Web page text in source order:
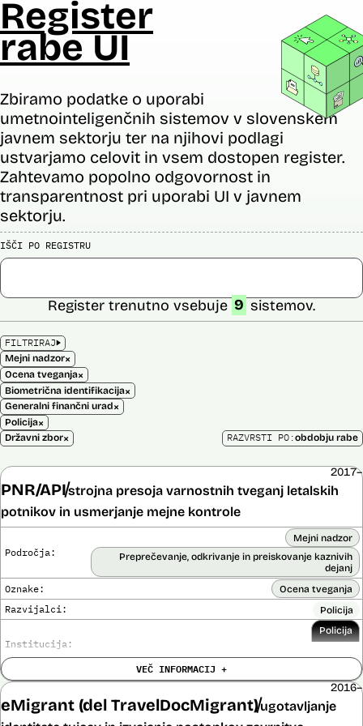
Register
rabe UI
Zbiramo podatke o uporabi
umetnointeligenčnih sistemov v slovenskem
javnem sektorju ter na njihovi podlagi
ustvarjamo celovit in vsem dostopen register.
Zahtevamo popolno odgovornost in
transparentnost pri uporabi UI v javnem
sektorju.
IŠČI PO REGISTRU
FILTRIRAJ
Mejni nadzor×
Ocena tveganja×
Biometrična identifikacija×
Generalni finančni urad×
Policija×
Državni zbor×
Register trenutno vsebuje 9 sistemov.
RAZVRSTI PO:obdobju rabe
PNR/APIstrojna presoja varnostnih tveganj letalskih
potnikov in usmerjanje mejne kontrole
2017–
Področja:
Mejni nadzor
Preprečevanje, odkrivanje in preiskovanje kaznivih
dejanj
Oznake: Ocena tveganja
Razvijalci: Policija
Institucija:
Policija
Cena: Neznana ?
opravljena:
VEČ INFORMACIJ +
eMigrant (del TravelDocMigrant)ugotavljanje
2016–